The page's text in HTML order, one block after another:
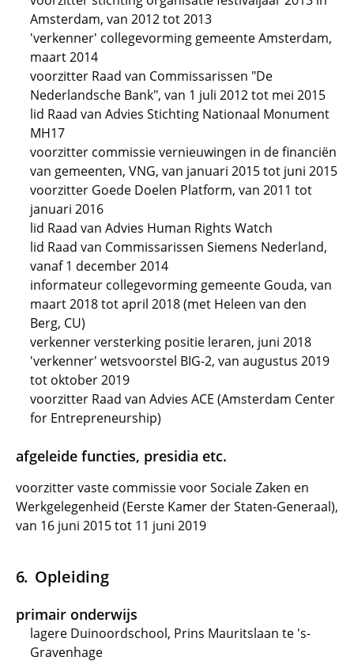
Amsterdam, van 2012 tot 2013
'verkenner' collegevorming gemeente Amsterdam,
maart 2014
voorzitter Raad van Commissarissen "De
Nederlandsche Bank", van 1 juli 2012 tot mei 2015
lid Raad van Advies Stichting Nationaal Monument
MH17
voorzitter commissie vernieuwingen in de financiën
van gemeenten, VNG, van januari 2015 tot juni 2015
voorzitter Goede Doelen Platform, van 2011 tot
januari 2016
lid Raad van Advies Human Rights Watch
lid Raad van Commissarissen Siemens Nederland,
vanaf 1 december 2014
informateur collegevorming gemeente Gouda, van
maart 2018 tot april 2018 (met Heleen van den
Berg, CU)
verkenner versterking positie leraren, juni 2018
'verkenner' wetsvoorstel BIG-2, van augustus 2019
tot oktober 2019
voorzitter Raad van Advies ACE (Amsterdam Center
for Entrepreneurship)
afgeleide functies, presidia etc.
voorzitter vaste commissie voor Sociale Zaken en
Werkgelegenheid (Eerste Kamer der Staten-Generaal),
van 16 juni 2015 tot 11 juni 2019
Opleiding
primair onderwijs
lagere Duinoordschool, Prins Mauritslaan te 's-
Gravenhage